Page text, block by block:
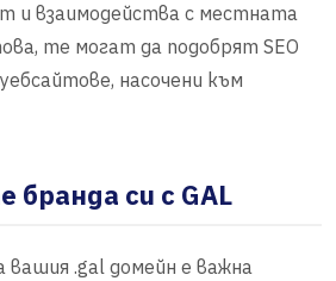
и взаимодейства с местната
те могат да подобрят SEO
насочени към
си с GAL
.gal домейн е важна